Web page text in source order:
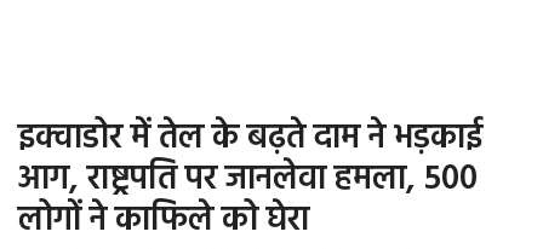
Office Office
Political Gossips
इक्वाडोर में तेल के बढ़ते दाम ने भड़काई
आग, राष्ट्रपति पर जानलेवा हमला, 500
लोगों ने काफिले को घेरा